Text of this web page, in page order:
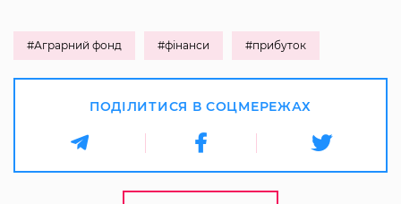
#Аграрний фонд #фінанси #прибуток
ПОДІЛИТИСЯ В СОЦМЕРЕЖАХ